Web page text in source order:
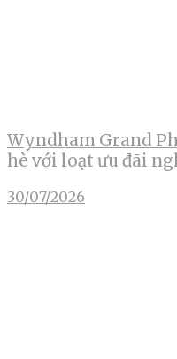
Wyndham Grand
hè với loạt ưu đãi
30/07/2026